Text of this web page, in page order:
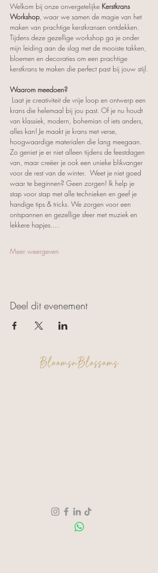
Welkom bij onze onvergetelijke Kerstkrans
Workshop , waar we samen de magie van het
maken van prachtige kerstkransen ontdekken.
Tijdens deze gezellige workshop ga je onder
mijn leiding aan de slag met de mooiste takken,
bloemen en decoraties om een prachtige
kerstkrans te maken die perfect past bij jouw stijl.
Waarom meedoen?
Laat je creativiteit de vrije loop en ontwerp een
krans die helemaal bij jou past. Of je nu houdt
van klassiek, modern, bohemian of iets anders,
alles kan! Je maakt je krans met verse,
hoogwaardige materialen die lang meegaan.
Zo geniet je er niet alleen tijdens de feestdagen
van, maar creëer je ook een unieke blikvanger
voor de rest van de winter.  Weet je niet goed
waar te beginnen? Geen zorgen! Ik help je
stap voor stap met alle technieken en geef je
handige tips & tricks. We zorgen voor een
ontspannen en gezellige sfeer met muziek en
lekkere hapjes.…
Meer weergeven
Deel dit evenement
BloomsnBlossoms